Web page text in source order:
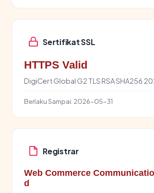
Sertifikat SSL
HTTPS Valid
DigiCert Global G2 TLS RSA SHA256
Berlaku Sampai: 2026-05-31
Registrar
Web Commerce
d